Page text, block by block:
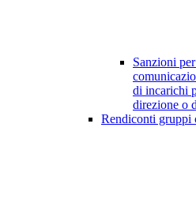
Sanzioni
di incarichi
direzione o
Rendiconti gruppi